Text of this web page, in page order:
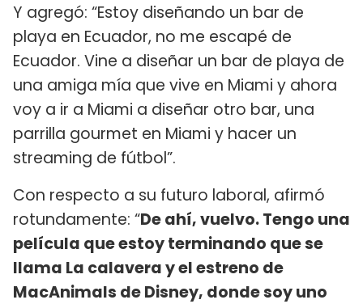
Y agregó: “Estoy diseñando un bar de
playa en Ecuador, no me escapé de
Ecuador. Vine a diseñar un bar de playa de
una amiga mía que vive en Miami y ahora
voy a ir a Miami a diseñar otro bar, una
parrilla gourmet en Miami y hacer un
streaming de fútbol”.
Con respecto a su futuro laboral, afirmó
rotundamente: “De ahí, vuelvo. Tengo una
película que estoy terminando que se
llama La calavera y el estreno de
MacAnimals de Disney, donde soy uno